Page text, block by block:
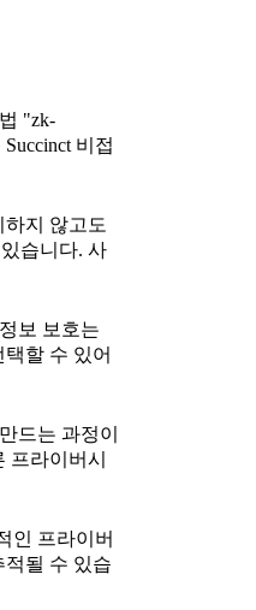
"zk-
비접
지 않고도
습니다. 사
보 보호는
할 수 있어
드는 과정이
프라이버시
인 프라이버
될 수 있습